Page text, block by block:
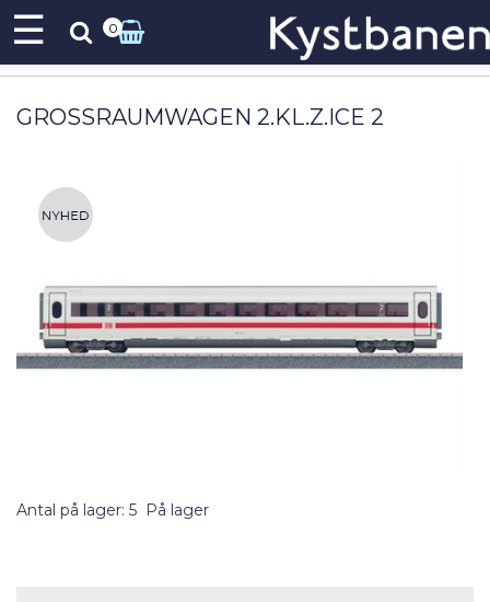
☰ 0
GROSSRAUMWAGEN 2.KL.Z.ICE 2
Antal på lager: 5 På lager